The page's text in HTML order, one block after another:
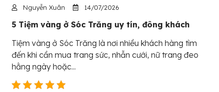
Nguyễn Xuân 14/07/2026
5 Tiệm vàng ở Sóc Trăng uy tín, đông khách
Tiệm vàng ở Sóc Trăng là nơi nhiều khách hàng tìm
đến khi cần mua trang sức, nhẫn cưới, nữ trang đeo
hằng ngày hoặc...